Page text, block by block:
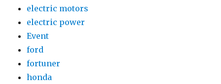
electric motors
electric power
Event
ford
fortuner
honda